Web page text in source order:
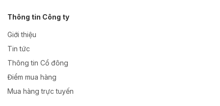
Thông tin Công ty
Giới thiệu
Tin tức
Thông tin Cổ đông
Điểm mua hàng
Mua hàng trực tuyến